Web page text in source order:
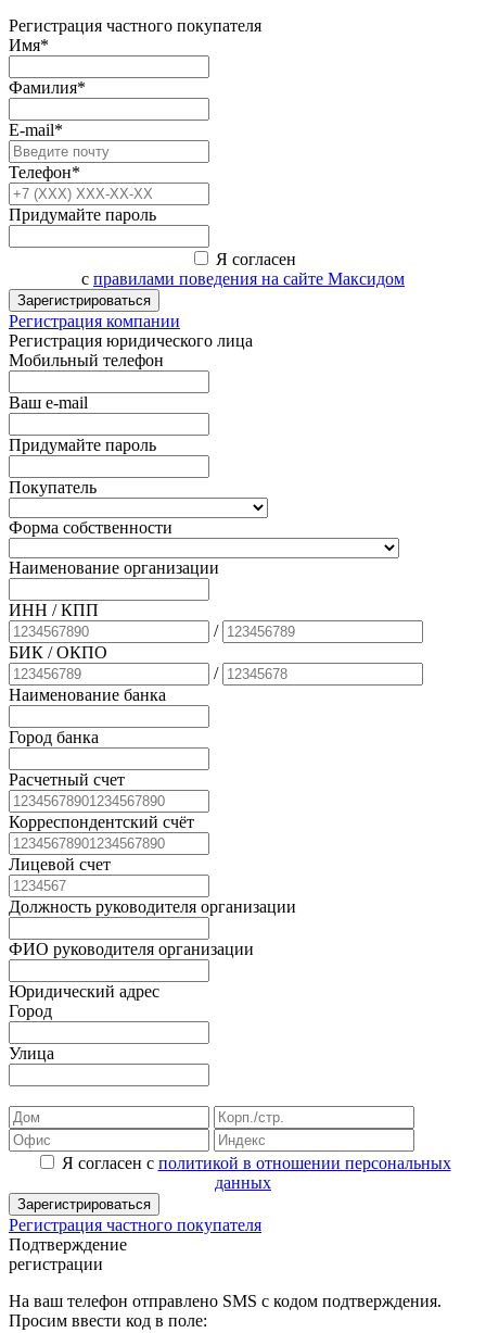
Регистрация частного покупателя
Имя*
Фамилия*
E-mail*
Телефон*
Придумайте пароль
Я согласен
с правилами поведения на сайте Максидом
Зарегистрироваться
Регистрация компании
Регистрация юридического лица
Мобильный телефон
Ваш e-mail
Придумайте пароль
Покупатель
Форма собственности
Наименование организации
ИНН / КПП
/
БИК / ОКПО
/
Наименование банка
Город банка
Расчетный счет
Корреспондентский счёт
Лицевой счет
Должность руководителя организации
ФИО руководителя организации
Юридический адрес
Город
Улица
Я согласен с политикой в отношении персональных
данных
Зарегистрироваться
Регистрация частного покупателя
Подтверждение
регистрации
На ваш телефон отправлено SMS с кодом подтверждения.
Просим ввести код в поле: